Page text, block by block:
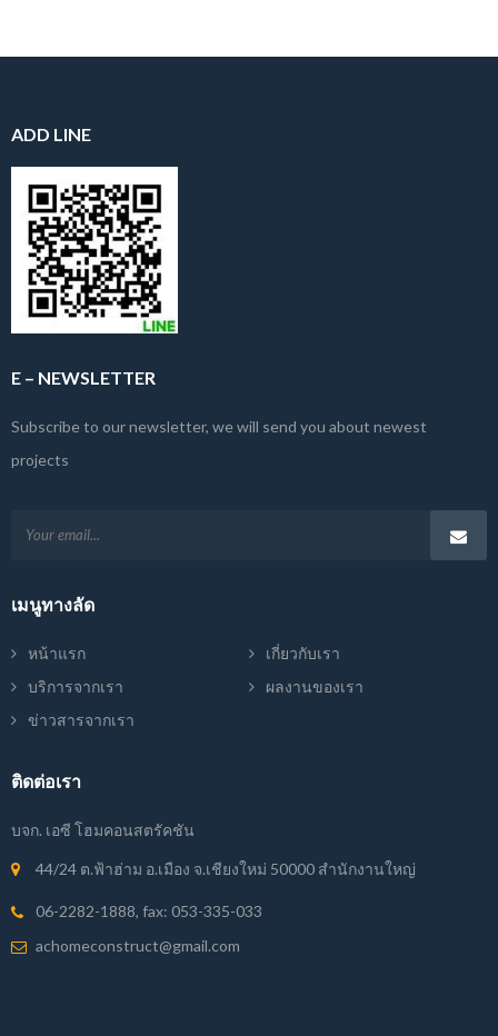
ADD LINE
E – NEWSLETTER
Subscribe to our newsletter, we will send you about newest
projects
เมนูทางลัด
หน้าแรก
เกี่ยวกับเรา
บริการจากเรา
ผลงานของเรา
ข่าวสารจากเรา
ติดต่อเรา
บจก. เอซี โฮมคอนสตรัคชัน
44/24 ต.ฟ้าฮ่าม อ.เมือง จ.เชียงใหม่ 50000 สำนักงานใหญ่
06-2282-1888, fax: 053-335-033
achomeconstruct@gmail.com